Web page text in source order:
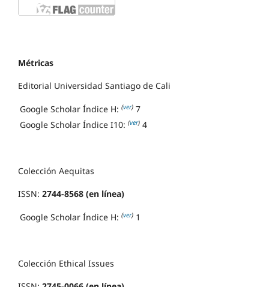
Métricas
Editorial Universidad Santiago de Cali
Google Scholar Índice H: (ver) 7
Google Scholar Índice I10: (ver) 4
Colección Aequitas
ISSN: 2744-8568 (en línea)
Google Scholar Índice H: (ver) 1
Colección Ethical Issues